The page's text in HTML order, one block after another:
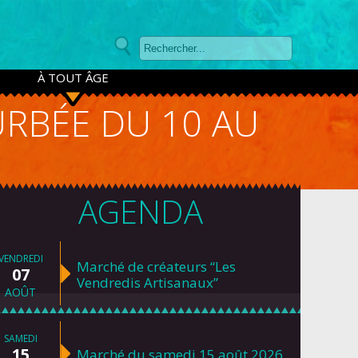
À TOUT ÂGE
DU 10 AU
AGENDA
07
AOÛT
Marché de créateurs “Les
Vendredis Artisanaux”
SAMEDI
Marché du samedi 15 août 2026